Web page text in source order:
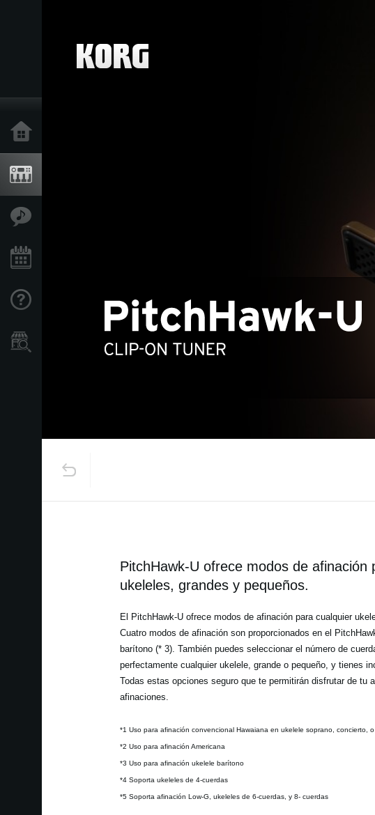
PitchHawk-U ofrece modos de afinación
ukeleles, grandes y pequeños.
El PitchHawk-U ofrece modos de afinación para cualquier
Cuatro modos de afinación son proporcionados en el
barítono (* 3). También puedes seleccionar el número de
perfectamente cualquier ukelele, grande o pequeño, y tienes
Todas estas opciones seguro que te permitirán disfrutar de tu
afinaciones.
*1 Uso para afinación convencional Hawaiana en ukelele soprano, concierto,
*2 Uso para afinación Americana
*3 Uso para afinación ukelele barítono
*4 Soporta ukeleles de 4-cuerdas
*5 Soporta afinación Low-G, ukeleles de 6-cuerdas, y 8- cuerdas